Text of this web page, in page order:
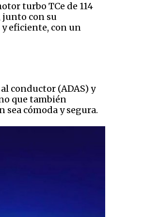
turbo TCe de 114
junto con su
eficiente, con un
conductor (ADAS) y
que también
cómoda y segura.